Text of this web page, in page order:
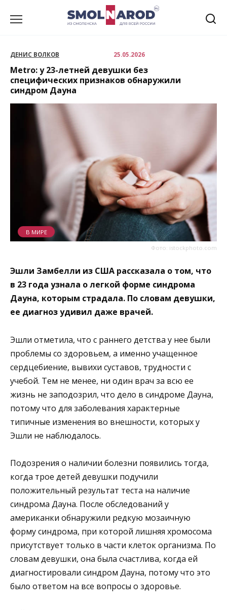
ДЕНИС ВОЛКОВ 25.05.2026
Metro: у 23-летней девушки без
специфических признаков обнаружили
синдром Дауна
Фото: istockphoto.com
В МИРЕ
Эшли Замбелли из США рассказала о том, что
в 23 года узнала о легкой форме синдрома
Дауна, которым страдала. По словам девушки,
ее диагноз удивил даже врачей.
Эшли отметила, что с раннего детства у нее были
проблемы со здоровьем, а именно учащенное
сердцебиение, вывихи суставов, трудности с
учебой. Тем не менее, ни один врач за всю ее
жизнь не заподозрил, что дело в синдроме Дауна,
потому что для заболевания характерные
типичные изменения во внешности, которых у
Эшли не наблюдалось.
Подозрения о наличии болезни появились тогда,
когда трое детей девушки подучили
положительный результат теста на наличие
синдрома Дауна. После обследований у
американки обнаружили редкую мозаичную
форму синдрома, при которой лишняя хромосома
присутствует только в части клеток организма. По
словам девушки, она была счастлива, когда ей
диагностировали синдром Дауна, потому что это
было ответом на все вопросы о здоровье.